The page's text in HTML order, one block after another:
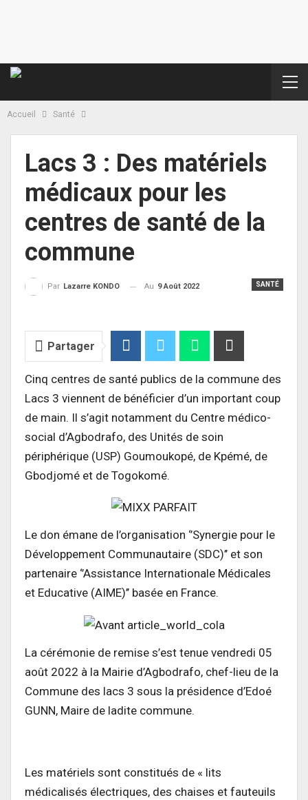
Accueil Santé
Lacs 3 : Des matériels
médicaux pour les
centres de santé de la
commune
SANTÉ
Par Lazarre KONDO Au 9 Août 2022
Partager
Cinq centres de santé publics de la commune des
Lacs 3 viennent de bénéficier d’un important coup
de main. Il s’agit notamment du Centre médico-
social d’Agbodrafo, des Unités de soin
périphérique (USP) Goumoukopé, de Kpémé, de
Gbodjomé et de Togokomé.
Le don émane de l’organisation ‘’Synergie pour le
Développement Communautaire (SDC)’’ et son
partenaire ‘’Assistance Internationale Médicales
et Educative (AIME)’’ basée en France.
La cérémonie de remise s’est tenue vendredi 05
août 2022 à la Mairie d’Agbodrafo, chef-lieu de la
Commune des lacs 3 sous la présidence d’Edoé
GUNN, Maire de ladite commune.
Les matériels sont constitués de « lits
médicalisés électriques, des chaises et fauteuils